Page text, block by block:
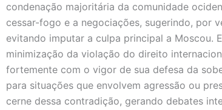
condenação majoritária da comunidade
cessar-fogo e a negociações, sugerindo, por
evitando imputar a culpa principal a Moscou.
minimização da violação do direito
fortemente com o vigor de sua defesa da
para situações que envolvem agressão ou
cerne dessa contradição, gerando debates